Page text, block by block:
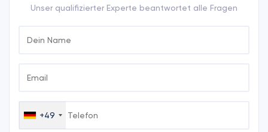
Unser qualifizierter Experte beantwortet alle Fragen
Germany
+49
+49